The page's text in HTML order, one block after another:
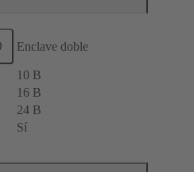
Enclave doble
10 B
16 B
24 B
Sí